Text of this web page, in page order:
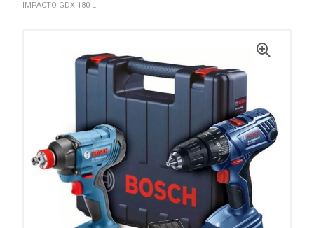
IMPACTO GDX 180 LI